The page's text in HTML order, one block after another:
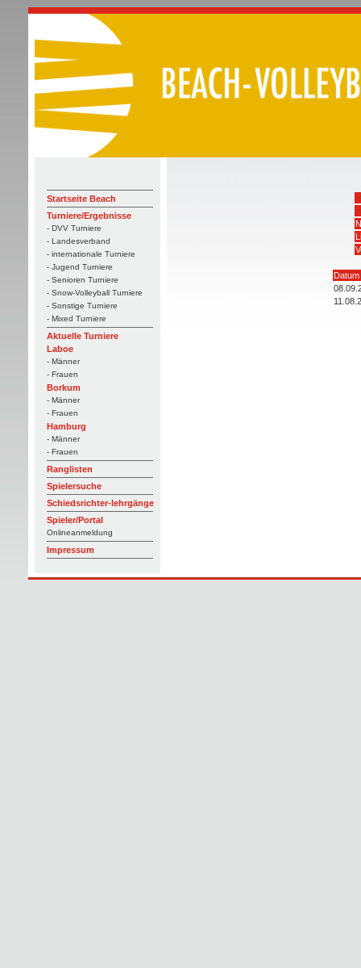
Startseite Beach
Turniere/Ergebnisse
- DVV Turniere
- Landesverband
- internationale Turniere
- Jugend Turniere
- Senioren Turniere
- Snow-Volleyball Turniere
- Sonstige Turniere
- Mixed Turniere
Aktuelle Turniere
Laboe
- Männer
- Frauen
Borkum
- Männer
- Frauen
Hamburg
- Männer
- Frauen
Ranglisten
Spielersuche
Schiedsrichter-lehrgänge
Spieler/Portal
Onlineanmeldung
Impressum
Datum